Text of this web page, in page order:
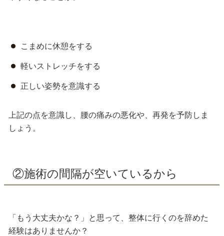
こまめに休憩をする
軽いストレッチをする
正しい姿勢を意識する
上記の点を意識し、腰の痛みの悪化や、再発を予防しま
しょう。
②施術の間隔が空いているから
「もう大丈夫かな？」と思って、整体に行くのを辞めた
経験はありませんか？